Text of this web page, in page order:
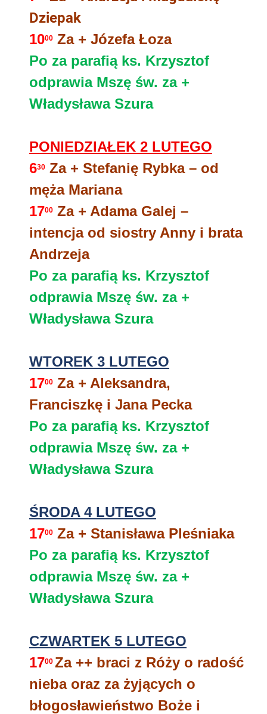
Dziepak
1000 Za + Józefa Łoza
Po za parafią ks. Krzysztof
odprawia Mszę św. za +
Władysława Szura
PONIEDZIAŁEK 2 LUTEGO
630 Za + Stefanię Rybka – od
męża Mariana
1700 Za + Adama Galej –
intencja od siostry Anny i brata
Andrzeja
Po za parafią ks. Krzysztof
odprawia Mszę św. za +
Władysława Szura
WTOREK 3 LUTEGO
1700 Za + Aleksandra,
Franciszkę i Jana Pecka
Po za parafią ks. Krzysztof
odprawia Mszę św. za +
Władysława Szura
ŚRODA 4 LUTEGO
1700 Za + Stanisława Pleśniaka
Po za parafią ks. Krzysztof
odprawia Mszę św. za +
Władysława Szura
CZWARTEK 5 LUTEGO
1700 Za ++ braci z Róży o radość
nieba oraz za żyjących o
błogosławieństwo Boże i